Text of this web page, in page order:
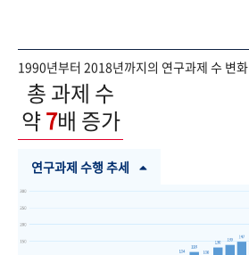
1990년부터 2018년까지의 연구과제 수 변화
총 과제 수
약7배 증가
연구과제 수행 추세